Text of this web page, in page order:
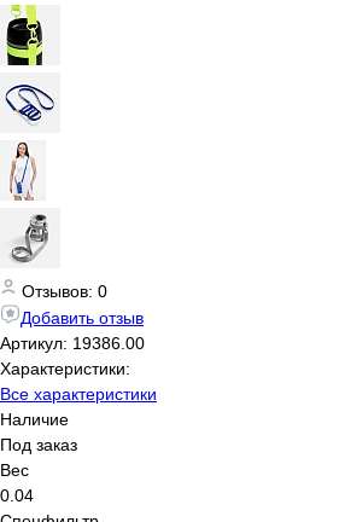
Отзывов: 0
Добавить отзыв
Артикул: 19386.00
Характеристики:
Все характеристики
Наличие
Под заказ
Вес
0.04